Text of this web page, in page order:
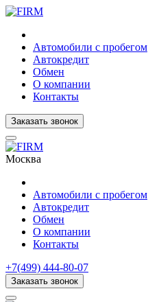
Автомобили с пробегом
Автокредит
Обмен
О компании
Контакты
Заказать звонок
Москва
Автомобили с пробегом
Автокредит
Обмен
О компании
Контакты
+7(499) 444-80-07
Заказать звонок